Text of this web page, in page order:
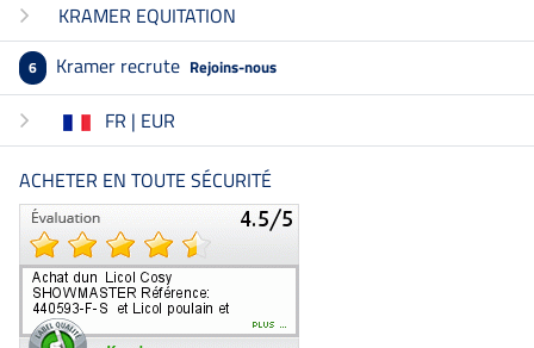
KRAMER EQUITATION
6 Kramer recrute Rejoins-nous
FR | EUR
ACHETER EN TOUTE SÉCURITÉ